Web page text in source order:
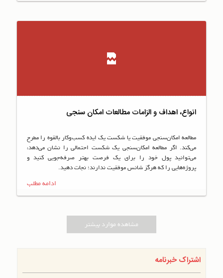
انواع‌، اهداف و الزامات مطالعات امکان سنجی
مطالعه امکان‌سنجی موفقیت یا شکست یک ایده کسب‌وکار بالقوه را مطرح
می‌کند. اگر مطالعه امکان‌سنجی یک شکست احتمالی را نشان می‌دهد،
می‌توانید پول خود را برای یک فرصت بهتر صرفه‌جویی کنید و
پروژه‌هایی را که هرگز شانس موفقیت ندارند؛ نجات دهید.
ادامه مطلب
مشاهده موارد بیشتر
اشتراک خبرنامه